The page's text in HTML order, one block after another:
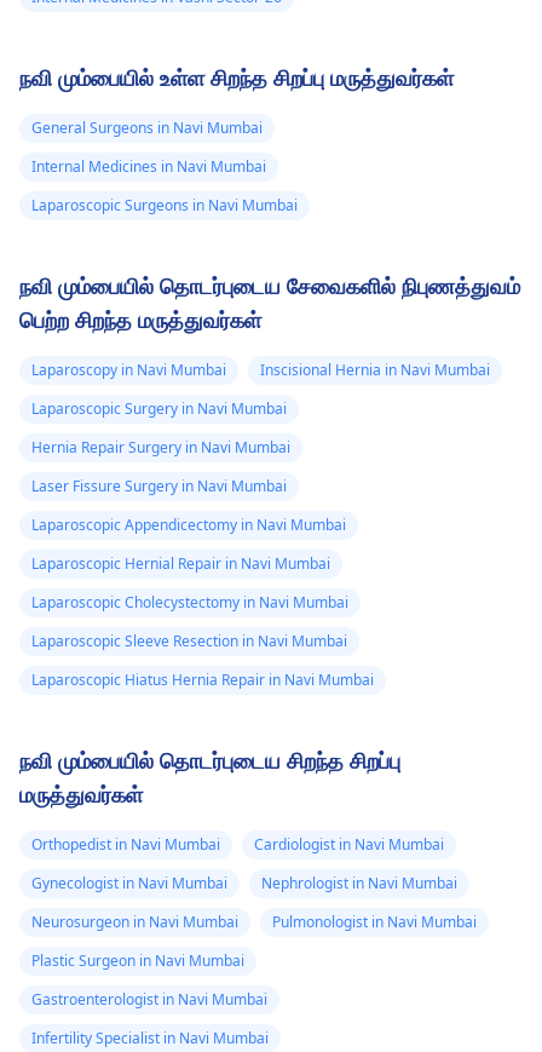
நவி மும்பையில் உள்ள சிறந்த சிறப்பு மருத்துவர்கள்
General Surgeons in Navi Mumbai
Internal Medicines in Navi Mumbai
Laparoscopic Surgeons in Navi Mumbai
நவி மும்பையில் தொடர்புடைய சேவைகளில் நிபுணத்துவம்
பெற்ற சிறந்த மருத்துவர்கள்
Laparoscopy in Navi Mumbai
Inscisional Hernia in Navi Mumbai
Laparoscopic Surgery in Navi Mumbai
Hernia Repair Surgery in Navi Mumbai
Laser Fissure Surgery in Navi Mumbai
Laparoscopic Appendicectomy in Navi Mumbai
Laparoscopic Hernial Repair in Navi Mumbai
Laparoscopic Cholecystectomy in Navi Mumbai
Laparoscopic Sleeve Resection in Navi Mumbai
Laparoscopic Hiatus Hernia Repair in Navi Mumbai
நவி மும்பையில் தொடர்புடைய சிறந்த சிறப்பு
மருத்துவர்கள்
Orthopedist in Navi Mumbai
Cardiologist in Navi Mumbai
Gynecologist in Navi Mumbai
Nephrologist in Navi Mumbai
Neurosurgeon in Navi Mumbai
Pulmonologist in Navi Mumbai
Plastic Surgeon in Navi Mumbai
Gastroenterologist in Navi Mumbai
Infertility Specialist in Navi Mumbai